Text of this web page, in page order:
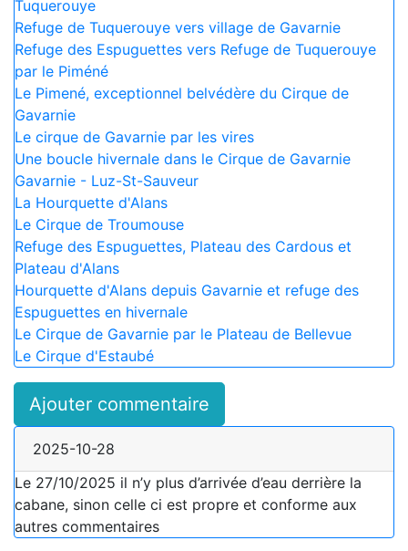
Tuquerouye
Refuge de Tuquerouye vers village de Gavarnie
Refuge des Espuguettes vers Refuge de Tuquerouye
par le Piméné
Le Pimené, exceptionnel belvédère du Cirque de
Gavarnie
Le cirque de Gavarnie par les vires
Une boucle hivernale dans le Cirque de Gavarnie
Gavarnie - Luz-St-Sauveur
La Hourquette d'Alans
Le Cirque de Troumouse
Refuge des Espuguettes, Plateau des Cardous et
Plateau d'Alans
Hourquette d'Alans depuis Gavarnie et refuge des
Espuguettes en hivernale
Le Cirque de Gavarnie par le Plateau de Bellevue
Le Cirque d'Estaubé
Ajouter commentaire
2025-10-28
Le 27/10/2025 il n’y plus d’arrivée d’eau derrière la
cabane, sinon celle ci est propre et conforme aux
autres commentaires